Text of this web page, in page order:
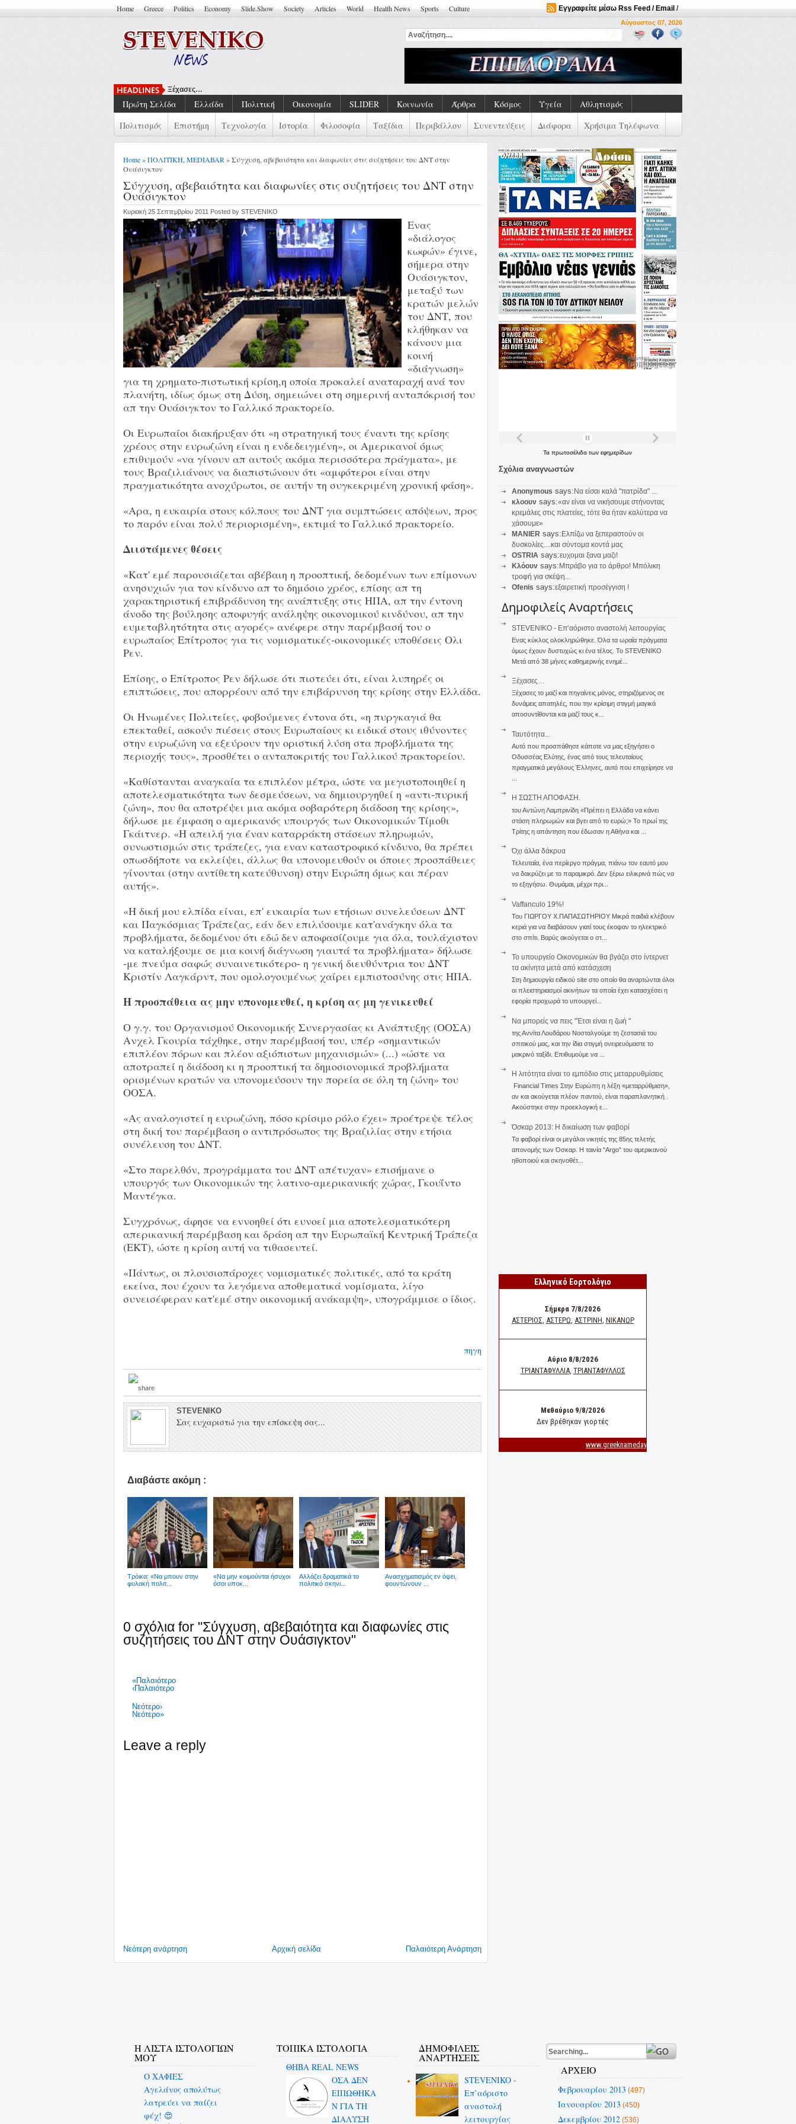
Home Greece Politics Economy Slide.Show Society Articles World Health News Sports Culture Εγγραφείτε μέσω Rss Feed / Email /
Αύγουστος 07, 2026
Ξέχασες…
Πρώτη Σελίδα Ελλάδα Πολιτική Οικονομία SLIDER Κοινωνία Άρθρα Κόσμος Υγεία
Αθλητισμός
Πολιτισμός
Επιστήμη Τεχνολογία Ιστορία Φιλοσοφία Ταξίδια Περιβάλλον Συνεντεύξεις Διάφορα Χρήσιμα Τηλέφωνα
Home»ΠΟΛΙΤΙΚΗ MEDIABAR » Σύγχυση, αβεβαιότητα και διαφωνίες στις συζητήσεις του ΔΝΤ στην
Ουάσιγκτον
Σύγχυση, αβεβαιότητα και διαφωνίες στις συζητήσεις του ΔΝΤ στην
Ουάσιγκτον
Κυριακή 25 Σεπτεμβρίου 2011 Posted by STEVENIKO
Ενας
«διάλογος
κωφών» έγινε,
σήμερα στην
Ουάσιγκτον,
μεταξύ των
κρατών μελών
του ΔΝΤ, που
κλήθηκαν να
κάνουν μια
κοινή
«διάγνωση»
για τη χρηματο-πιστωτική κρίση,η οποία προκαλεί αναταραχή ανά τον
πλανήτη, ιδίως όμως στη Δύση, σημειώνει στη σημερινή ανταπόκρισή του
απ την Ουάσιγκτον το Γαλλικό πρακτορείο.
Οι Ευρωπαίοι διακήρυξαν ότι «η στρατηγική τους έναντι της κρίσης
χρέους στην ευρωζώνη είναι η ενδεδειγμένη», οι Αμερικανοί όμως
επιθυμούν «να γίνουν απ αυτούς ακόμα περισσότερα πράγματα», με
τους Βραζιλιάνους να διαπιστώνουν ότι «αμφότεροι είναι στην
πραγματικότητα ανοχύρωτοι, σε αυτήν τη συγκεκριμένη χρονική φάση».
«Αρα, η ευκαιρία στους κόλπους του ΔΝΤ για συμπτώσεις απόψεων, προς
το παρόν είναι πολύ περιορισμένη», εκτιμά το Γαλλικό πρακτορείο.
Διιστάμενες θέσεις
«Κατ' εμέ παρουσιάζεται αβέβαιη η προοπτική, δεδομένων των επίμονων
ανησυχιών για τον κίνδυνο απ το δημόσιο χρέος, επίσης απ τη
χαρακτηριστική επιβράδυνση της ανάπτυξης στις ΗΠΑ, απ την έντονη
άνοδο της βούλησης αποφυγής ανάληψης οικονομικού κινδύνου, απ την
ευμεταβλητότητα στις αγορές» ανέφερε στην παρέμβασή του ο
ευρωπαίος Επίτροπος για τις νομισματικές-οικονομικές υποθέσεις Ολι
Ρεν.
Επίσης, ο Επίτροπος Ρεν δήλωσε ότι πιστεύει ότι, είναι λυπηρές οι
επιπτώσεις, που απορρέουν από την επιβάρυνση της κρίσης στην Ελλάδα.
Οι Ηνωμένες Πολιτείες, φοβούμενες έντονα ότι, «η πυργκαγιά θα
επεκταθεί, ασκούν πιέσεις στους Ευρωπαίους κι ειδικά στους ιθύνοντες
στην ευρωζώνη να εξεύρουν την οριστική λύση στα προβλήματα της
περιοχής τους», προσθέτει ο ανταποκριτής του Γαλλικού πρακτορείου.
«Καθίστανται αναγκαία τα επιπλέον μέτρα, ώστε να μεγιστοποιηθεί η
αποτελεσματικότητα των δεσμεύσεων, να δημιουργηθεί η «αντι-πυρική
ζώνη», που θα αποτρέψει μια ακόμα σοβαρότερη διάδοση της κρίσης»,
δήλωσε με έμφαση ο αμερικανός υπουργός των Οικονομικών Τίμοθι
Γκάιτνερ. «Η απειλή για έναν καταρράκτη στάσεων πληρωμών,
συνωστισμών στις τράπεζες, για εναν καταστροφικό κίνδυνο, θα πρέπει
οπωσδήποτε να εκλείψει, άλλως θα υπονομευθούν οι όποιες προσπάθειες
γίνονται (στην αντίθετη κατεύθυνση) στην Ευρώπη όμως και πέραν
αυτής».
«Η δική μου ελπίδα είναι, επ' ευκαιρία των ετήσιων συνελεύσεων ΔΝΤ
και Παγκόσμιας Τράπεζας, εάν δεν επιλύσουμε κατ'ανάγκην όλα τα
προβλήματα, δεδομένου ότι εδώ δεν αποφασίζουμε για όλα, τουλάχιστον
να καταλήξουμε σε μια κοινή διάγνωση γιαυτά τα προβλήματα» δήλωσε
-με πνεύμα σαφώς συναινετικότερο- η γενική διευθύντρια του ΔΝΤ
Κριστίν Λαγκάρντ, που ομολογουμένως χαίρει εμπιστοσύνης στις ΗΠΑ.
Η προσπάθεια ας μην υπονομευθεί, η κρίση ας μη γενικευθεί
Ο γ.γ. του Οργανισμού Οικονομικής Συνεργασίας κι Ανάπτυξης (ΟΟΣΑ)
Ανχελ Γκουρία τάχθηκε, στην παρέμβασή του, υπέρ «σημαντικών
επιπλέον πόρων και πλέον αξιόπιστων μηχανισμών» (...) «ώστε να
αποτραπεί η διάδοση κι η προοπτική τα δημοσιονομικά προβλήματα
ορισμένων κρατών να υπονομεύσουν την πορεία σε όλη τη ζώνη» του
ΟΟΣΑ.
«Ας αναλογιστεί η ευρωζώνη, πόσο κρίσιμο ρόλο έχει» προέτρεψε τέλος
στη δική του παρέμβαση ο αντιπρόσωπος της Βραζιλίας στην ετήσια
συνέλευση του ΔΝΤ.
«Στο παρελθόν, προγράμματα του ΔΝΤ απέτυχαν» επισήμανε ο
υπουργός των Οικονομικών της λατινο-αμερικανικής χώρας, Γκουΐντο
Μαντέγκα.
Συγχρόνως, άφησε να εννοηθεί ότι ευνοεί μια αποτελεσματικότερη
απερικανική παρέμβαση και δράση απ την Ευρωπαϊκή Κεντρική Τράπεζα
(ΕΚΤ), ώστε η κρίση αυτή να τιθασευτεί.
«Πάντως, οι πλουσιοπάροχες νομισματικές πολιτικές, από τα κράτη
εκείνα, που έχουν τα λεγόμενα αποθεματικά νομίσματα, λίγο
συνεισέφεραν κατ'εμέ στην οικονομική ανάκαμψη», υπογράμμισε ο ίδιος.
πηγη
STEVENIKO
Σας ευχαριστώ για την επίσκεψη σας...
Διαβάστε ακόμη :
Tρόικα: «Να μπουν στην
φυλακή πολιτ...
«Να μην κοιμούνται ήσυχοι
όσοι υποκ...
Αλλάζει δραματικά το
πολιτικό σκηνι...
Ανασχηματισμός εν όψει,
φουντώνουν ...
0 σχόλια for "Σύγχυση, αβεβαιότητα και διαφωνίες στις
συζητήσεις του ΔΝΤ στην Ουάσιγκτον"
«Παλαιότερο
‹Παλαιότερο
Νεότερο›
Νεότερο»
Leave a reply
Νεότερη ανάρτηση Παλαιότερη Ανάρτηση
Αρχική σελίδα
Τα πρωτοσέλιδα των εφημερίδων
Σχόλια αναγνωστών
Anonymous says: Να είσαι καλά "πατρίδα" ...
κλοουν says:«αν είναι να νικήσουμε στήνοντας
κρεμάλες στις πλατείες, τότε θα ήταν καλύτερα να
χάσουμε»
MANIER says: Ελπίζω να ξεπεραστούν οι
δυσκολίες....και σύντομα κοντά μας
OSTRIA says:ευχομαι ξανα μαζι!
Κλόουν says: Μπράβο για το άρθρο! Μπόλικη
τροφή για σκέψη...
Ofenis says:εξαιρετική προσέγγιση !
Δημοφιλείς Αναρτήσεις
STEVENIKO - Επ’αόριστο αναστολή λειτουργίας
Ενας κύκλος ολοκληρώθηκε. Όλα τα ωραία πράγματα
όμως έχουν δυστυχώς κι ένα τέλος. Το STEVENIKO
Μετά από 38 μήνες καθημερινής ενημέ...
Ξέχασες…
Ξέχασες το μαζί και πηγαίνεις μόνος, στηριζόμενος σε
δυνάμεις απατηλές, που την κρίσιμη στιγμή μαγικά
αποσυντίθονται και μαζί τους κ...
Ταυτότητα...
Αυτό που προσπάθησε κάποτε να μας εξηγήσει ο
Οδυσσέας Ελύτης, ένας από τους τελευταίους
πραγματικά μεγάλους Έλληνες, αυτό που επιχείρησε να
Η ΣΩΣΤΗ ΑΠΟΦΑΣΗ.
του Αντώνη Λαμπρινίδη «Πρέπει η Ελλάδα να κάνει
στάση πληρωμών και βγει από το ευρώ;» Το πρωί της
Τρίτης η απάντηση που έδωσαν η Αθήνα και ...
Όχι άλλα δάκρυα
Τελευταία, ένα περίεργο πράγμα, πιάνω τον εαυτό μου
να δακρύζει με το παραμικρό. Δεν ξέρω ειλικρινά πώς να
το εξηγήσω. Θυμάμαι, μέχρι πρι...
Vaffanculo 19%!
Του ΓΙΩΡΓΟΥ Χ.ΠΑΠΑΣΩΤΗΡΙΟΥ Μικρά παιδιά κλέβουν
κεριά για να διαβάσουν γιατί τους έκοψαν το ηλεκτρικό
στο σπίτι. Βαρύς ακούγεται ο στ...
To υπουργείο Οικονομικών θα βγάζει στο ίντερνετ
τα ακίνητα μετά από κατάσχεση
Στη δημιουργία ειδικού site στο οποίο θα αναρτώνται όλοι
οι πλειστηριασμοί ακινήτων τα οποία έχει κατασχέσει η
εφορία προχωρά το υπουργεί...
Να μπορείς να πεις ''Έτσι είναι η ζωή ''
της Αννίτα Λουδάρου Νοσταλγούμε τη ζεστασιά του
σπιτικού μας, και την ίδια στιγμή ονειρευόμαστε το
μακρινό ταξίδι. Επιθυμούμε να ...
Η λιτότητα είναι το εμπόδιο στις μεταρρυθμίσεις
Financial Times Στην Ευρώπη η λέξη «μεταρρύθμιση»,
αν και ακούγεται πλέον παντού, είναι παραπλανητική .
Ακούστηκε στην προεκλογική ε...
Όσκαρ 2013: Η δικαίωση των φαβορί
Τα φαβορί είναι οι μεγάλοι νικητές της 85ης τελετής
απονομής των Όσκαρ. Η ταινία "Αrgo" του αμερικανού
ηθοποιού και σκηνοθέτ...
Η ΛΙΣΤΑ ΙΣΤΟΛΟΓΙΩΝ
ΜΟΥ
Ο ΧΑΦΙΕΣ
Αγελάνος απολύτως
λατρεύει να παίζει
φέχ! 😍
ΤΟΠΙΚΑ ΙΣΤΟΛΟΓΙΑ
ΘΗΒΑ REAL NEWS
ΟΣΑ ΔΕN
ΕΙΠΩΘΗΚΑ
Ν ΓΙΑ ΤΗ
ΔΙΑΛΥΣΗ
ΔΗΜΟΦΙΛΕΊΣ
ΑΝΑΡΤΉΣΕΙΣ
STEVENIKO -
Επ’αόριστο
αναστολή
λειτουργίας
ΑΡΧΕΙΟ
Φεβρουαρίου 2013 (497)
Ιανουαρίου 2013 (450)
Δεκεμβρίου 2012(536)